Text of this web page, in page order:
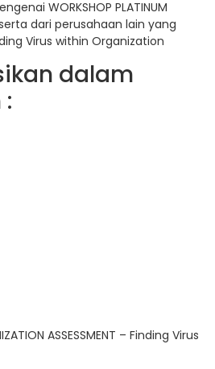
WORKSHOP PLATINUM
dari perusahaan lain yang
Virus within Organization
dalam
ASSESSMENT – Finding Virus